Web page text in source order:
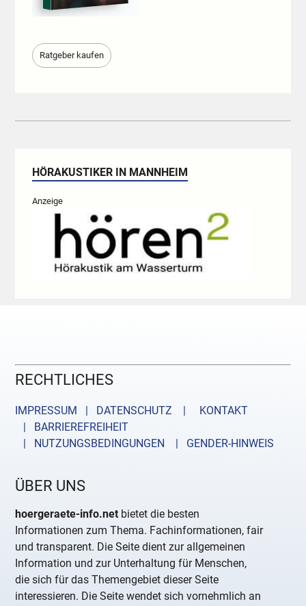
Ratgeber kaufen
HÖRAKUSTIKER IN MANNHEIM
Anzeige
RECHTLICHES
IMPRESSUM | DATENSCHUTZ |
KONTAKT
| BARRIEREFREIHEIT
| NUTZUNGSBEDINGUNGEN
| GENDER-HINWEIS
ÜBER UNS
hoergeraete-info.net bietet die besten
Informationen zum Thema. Fachinformationen, fair
und transparent. Die Seite dient zur allgemeinen
Information und zur Unterhaltung für Menschen,
die sich für das Themengebiet dieser Seite
interessieren. Die Seite wendet sich vornehmlich an